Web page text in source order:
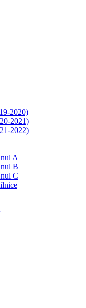
2020)
2021)
2022)
A
B
C